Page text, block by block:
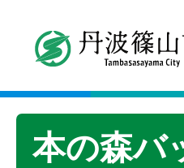
本の森バ